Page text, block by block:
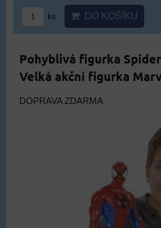
ks DO KOŠÍKU
Pohyblivá figurka
Velká akční figurka
DOPRAVA ZDARMA